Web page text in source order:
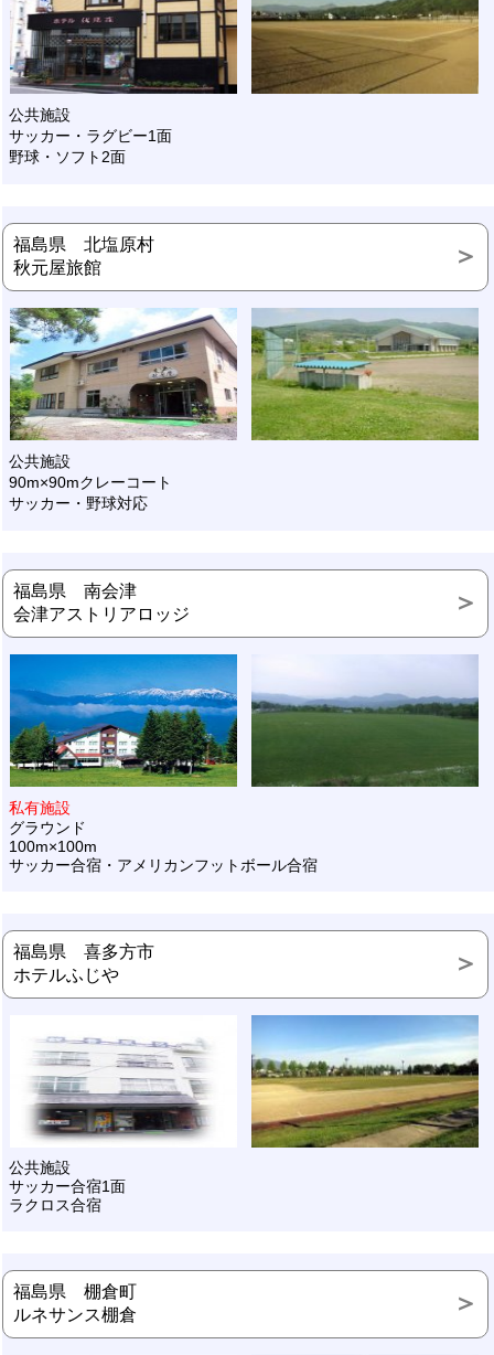
公共施設
サッカー・ラグビー1面
野球・ソフト2面
福島県 北塩原村
秋元屋旅館
公共施設
90m×90mクレーコート
サッカー・野球対応
福島県 南会津
会津アストリアロッジ
私有施設
グラウンド
100m×100m
サッカー合宿・アメリカンフットボール合宿
福島県 喜多方市
ホテルふじや
公共施設
サッカー合宿1面
ラクロス合宿
福島県 棚倉町
ルネサンス棚倉